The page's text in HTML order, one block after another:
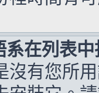
系在列表中
沒有您所